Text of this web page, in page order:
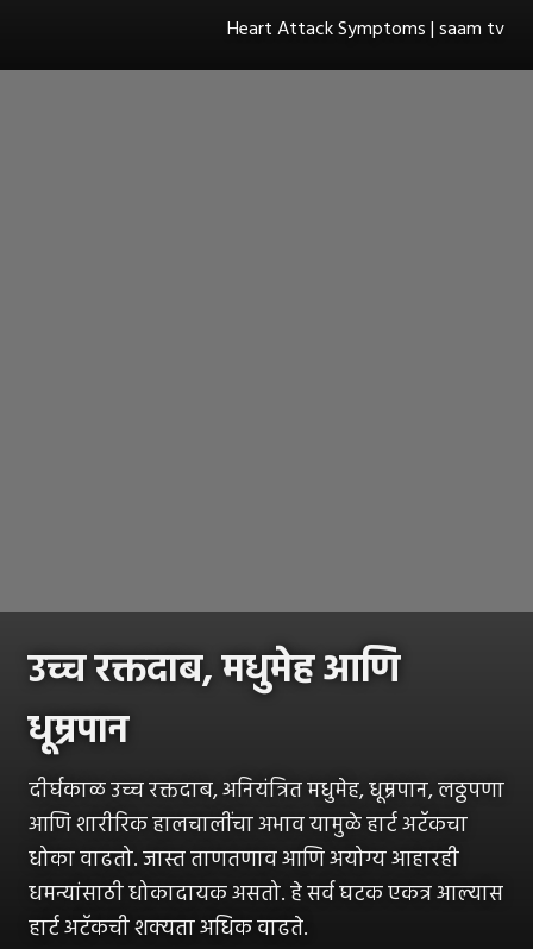
Heart Attack Symptoms | saam tv
उच्च रक्तदाब, मधुमेह आणि
धूम्रपान
दीर्घकाळ उच्च रक्तदाब, अनियंत्रित मधुमेह, धूम्रपान, लठ्ठपणा
आणि शारीरिक हालचालींचा अभाव यामुळे हार्ट अटॅकचा
धोका वाढतो. जास्त ताणतणाव आणि अयोग्य आहारही
धमन्यांसाठी धोकादायक असतो. हे सर्व घटक एकत्र आल्यास
हार्ट अटॅकची शक्यता अधिक वाढते.